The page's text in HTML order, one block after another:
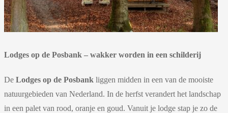
Lodges op de Posbank – wakker worden in een schilderij
De Lodges op de Posbank liggen midden in een van de mooiste
natuurgebieden van Nederland. In de herfst verandert het landschap
in een palet van rood, oranje en goud. Vanuit je lodge stap je zo de